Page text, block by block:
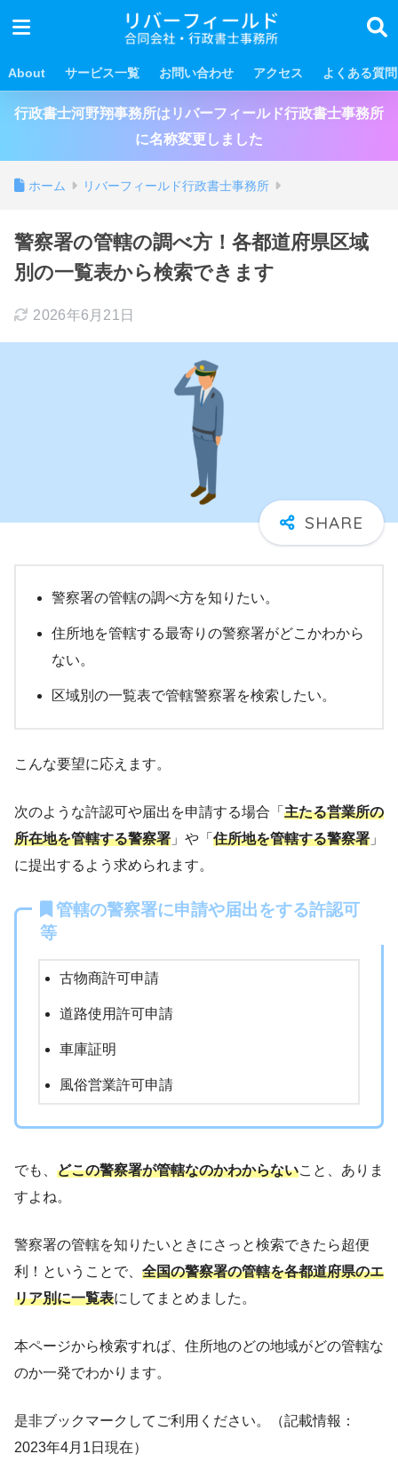
About サービス一覧 お問い合わせ アクセス よくある質問
行政書士河野翔事務所はリバーフィールド行政書士事務所
に名称変更しました
ホーム リバーフィールド行政書士事務所
警察署の管轄の調べ方！各都道府県区域
別の一覧表から検索できます
2026年6月21日
警察署の管轄の調べ方を知りたい。
住所地を管轄する最寄りの警察署がどこかわから
ない。
区域別の一覧表で管轄警察署を検索したい。
こんな要望に応えます。
次のような許認可や届出を申請する場合「 主たる営業所の
所在地を管轄する警察署 」や「 住所地を管轄する警察署 」
に提出するよう求められます。
管轄の警察署に申請や届出をする許認可
等
古物商許可申請
道路使用許可申請
車庫証明
風俗営業許可申請
でも、 どこの警察署が管轄なのかわからないこと、ありま
すよね。
警察署の管轄を知りたいときにさっと検索できたら超便
利！ということで、 全国の警察署の管轄を各都道府県のエ
リア別に一覧表にしてまとめました。
本ページから検索すれば、住所地のどの地域がどの管轄な
のか一発でわかります。
是非ブックマークしてご利用ください。（記載情報：
2023年4月1日現在）